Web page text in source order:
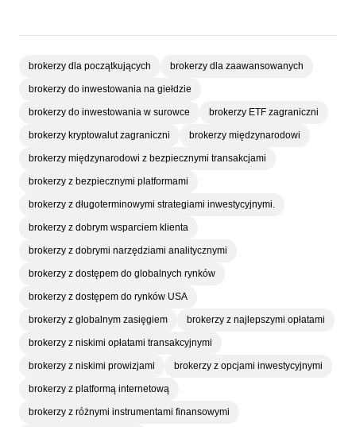
brokerzy dla początkujących brokerzy dla zaawansowanych
brokerzy do inwestowania na giełdzie
brokerzy do inwestowania w surowce brokerzy ETF zagraniczni
brokerzy kryptowalut zagraniczni brokerzy międzynarodowi
brokerzy międzynarodowi z bezpiecznymi transakcjami
brokerzy z bezpiecznymi platformami
brokerzy z długoterminowymi strategiami inwestycyjnymi.
brokerzy z dobrym wsparciem klienta
brokerzy z dobrymi narzędziami analitycznymi
brokerzy z dostępem do globalnych rynków
brokerzy z dostępem do rynków USA
brokerzy z globalnym zasięgiem brokerzy z najlepszymi opłatami
brokerzy z niskimi opłatami transakcyjnymi
brokerzy z niskimi prowizjami brokerzy z opcjami inwestycyjnymi
brokerzy z platformą internetową
brokerzy z różnymi instrumentami finansowymi